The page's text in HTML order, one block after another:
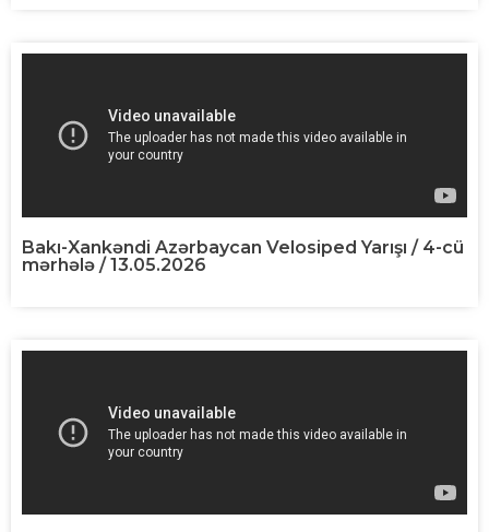
Bakı-Xankəndi Azərbaycan Velosiped Yarışı / 4-cü
mərhələ / 13.05.2026